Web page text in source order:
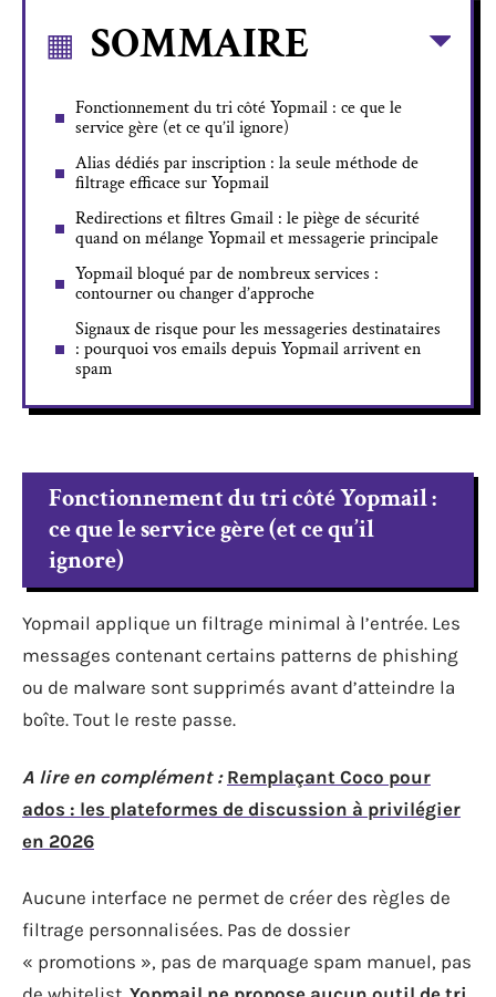
SOMMAIRE
Fonctionnement du tri côté Yopmail : ce que le
service gère (et ce qu’il ignore)
Alias dédiés par inscription : la seule méthode de
filtrage efficace sur Yopmail
Redirections et filtres Gmail : le piège de sécurité
quand on mélange Yopmail et messagerie principale
Yopmail bloqué par de nombreux services :
contourner ou changer d’approche
Signaux de risque pour les messageries destinataires
: pourquoi vos emails depuis Yopmail arrivent en
spam
Fonctionnement du tri côté Yopmail :
ce que le service gère (et ce qu’il
ignore)
Yopmail applique un filtrage minimal à l’entrée. Les
messages contenant certains patterns de phishing
ou de malware sont supprimés avant d’atteindre la
boîte. Tout le reste passe.
A lire en complément : Remplaçant Coco pour
ados : les plateformes de discussion à privilégier
en 2026
Aucune interface ne permet de créer des règles de
filtrage personnalisées. Pas de dossier
« promotions », pas de marquage spam manuel, pas